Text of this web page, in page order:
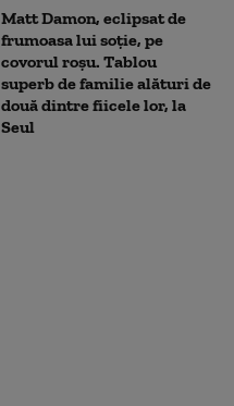
Matt Damon, eclipsat de
frumoasa lui soție, pe
covorul roșu. Tablou
superb de familie alături de
două dintre fiicele lor, la
Seul